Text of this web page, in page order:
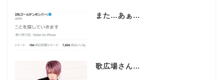
また…あぁ…
歌広場さん…